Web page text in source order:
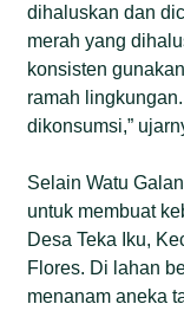
dihaluskan dan
merah yang
konsisten
ramah
dikonsumsi,”
Selain Watu
untuk membuat
Desa Teka Iku,
Flores. Di lahan
menanam aneka